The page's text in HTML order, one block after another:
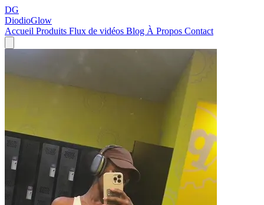
DG
DiodioGlow
Accueil Produits Flux de vidéos Blog À Propos Contact